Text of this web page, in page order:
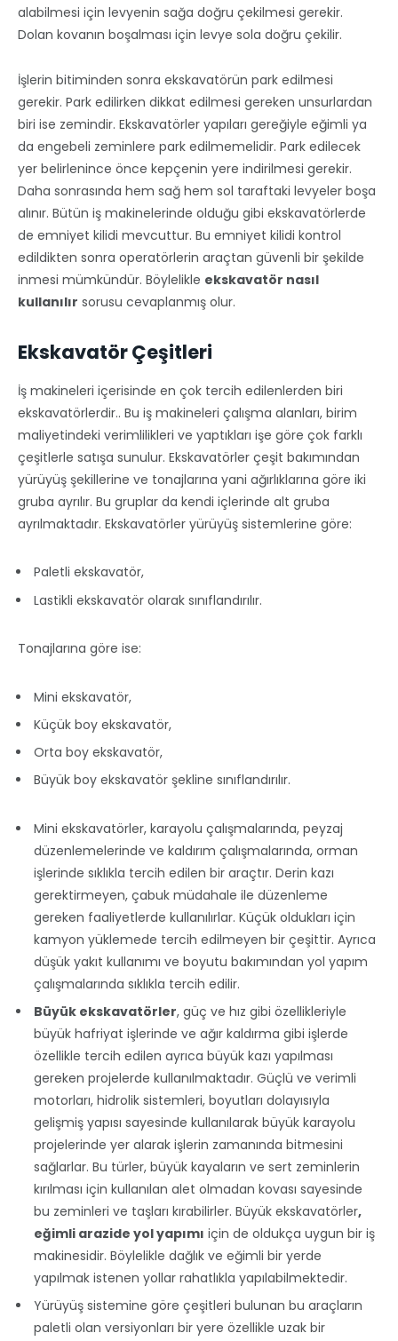
alabilmesi için levyenin sağa doğru çekilmesi gerekir.
Dolan kovanın boşalması için levye sola doğru çekilir.
İşlerin bitiminden sonra ekskavatörün park edilmesi
gerekir. Park edilirken dikkat edilmesi gereken unsurlardan
biri ise zemindir. Ekskavatörler yapıları gereğiyle eğimli ya
da engebeli zeminlere park edilmemelidir. Park edilecek
yer belirlenince önce kepçenin yere indirilmesi gerekir.
Daha sonrasında hem sağ hem sol taraftaki levyeler boşa
alınır. Bütün iş makinelerinde olduğu gibi ekskavatörlerde
de emniyet kilidi mevcuttur. Bu emniyet kilidi kontrol
edildikten sonra operatörlerin araçtan güvenli bir şekilde
inmesi mümkündür. Böylelikle ekskavatör nasıl
kullanılır sorusu cevaplanmış olur.
Ekskavatör Çeşitleri
İş makineleri içerisinde en çok tercih edilenlerden biri
ekskavatörlerdir.. Bu iş makineleri çalışma alanları, birim
maliyetindeki verimlilikleri ve yaptıkları işe göre çok farklı
çeşitlerle satışa sunulur. Ekskavatörler çeşit bakımından
yürüyüş şekillerine ve tonajlarına yani ağırlıklarına göre iki
gruba ayrılır. Bu gruplar da kendi içlerinde alt gruba
ayrılmaktadır. Ekskavatörler yürüyüş sistemlerine göre:
Paletli ekskavatör,
Lastikli ekskavatör olarak sınıflandırılır.
Tonajlarına göre ise:
Mini ekskavatör,
Küçük boy ekskavatör,
Orta boy ekskavatör,
Büyük boy ekskavatör şekline sınıflandırılır.
Mini ekskavatörler, karayolu çalışmalarında, peyzaj
düzenlemelerinde ve kaldırım çalışmalarında, orman
işlerinde sıklıkla tercih edilen bir araçtır. Derin kazı
gerektirmeyen, çabuk müdahale ile düzenleme
gereken faaliyetlerde kullanılırlar. Küçük oldukları için
kamyon yüklemede tercih edilmeyen bir çeşittir. Ayrıca
düşük yakıt kullanımı ve boyutu bakımından yol yapım
çalışmalarında sıklıkla tercih edilir.
Büyük ekskavatörler, güç ve hız gibi özellikleriyle
büyük hafriyat işlerinde ve ağır kaldırma gibi işlerde
özellikle tercih edilen ayrıca büyük kazı yapılması
gereken projelerde kullanılmaktadır. Güçlü ve verimli
motorları, hidrolik sistemleri, boyutları dolayısıyla
gelişmiş yapısı sayesinde kullanılarak büyük karayolu
projelerinde yer alarak işlerin zamanında bitmesini
sağlarlar. Bu türler, büyük kayaların ve sert zeminlerin
kırılması için kullanılan alet olmadan kovası sayesinde
bu zeminleri ve taşları kırabilirler. Büyük ekskavatörler,
eğimli arazide yol yapımı için de oldukça uygun bir iş
makinesidir. Böylelikle dağlık ve eğimli bir yerde
yapılmak istenen yollar rahatlıkla yapılabilmektedir.
Yürüyüş sistemine göre çeşitleri bulunan bu araçların
paletli olan versiyonları bir yere özellikle uzak bir